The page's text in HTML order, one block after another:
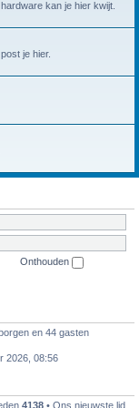
kan je hier kwijt.
je hier.
Onthouden
en 44 gasten
2026, 08:56
4138 • Ons nieuwste lid